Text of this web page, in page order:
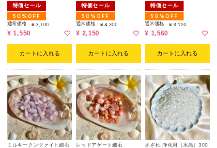
高めチャンスを引き寄せ
る）
特価セール
50%OFF
通常価格： ¥ 3,100
¥ 1,550
カートに入れる
しと神秘の石）
特価セール
50%OFF
通常価格：¥ 4,300
¥ 2,150
カートに入れる
ぎの象徴｜繁栄と幸福をも
たらす石）
特価セール
50%OFF
通常価格：¥ 3,120
¥ 1,560
カートに入れる
ミルキークンツァイト細石
レッドアゲート細石
さざれ 浄化用（水晶）300